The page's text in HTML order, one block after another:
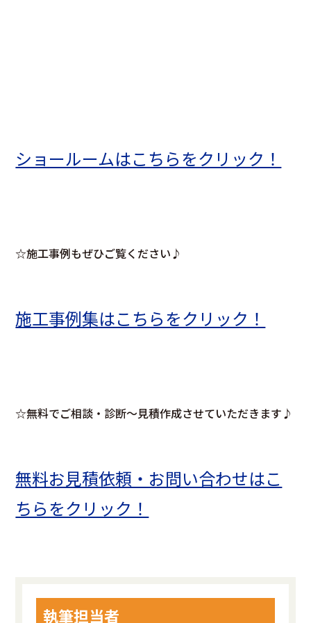
ショールームはこちらをクリック！
☆施工事例もぜひご覧ください♪
施工事例集はこちらをクリック！
☆無料でご相談・診断～見積作成させていただきます♪
無料お見積依頼・お問い合わせはこ
ちらをクリック！
執筆担当者